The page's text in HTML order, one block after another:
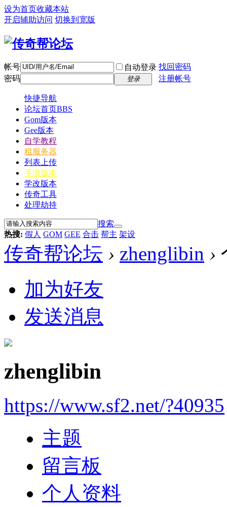
设为首页收藏本站
开启辅助访问 切换到宽版
帐号 自动登录 找回密码
密码
登录 注册帐号
快捷导航
论坛首页BBS
Gom版本
Gee版本
自学教程
租服务器
列表上传
手游版本
学改版本
传奇工具
处理劫持
搜索
热搜: 假人 GOM GEE 合击 帮主 架设
传奇帮论坛 › zhenglibin ›
加为好友
发送消息
zhenglibin
https://www.sf2.net/?40935
主题
留言板
个人资料